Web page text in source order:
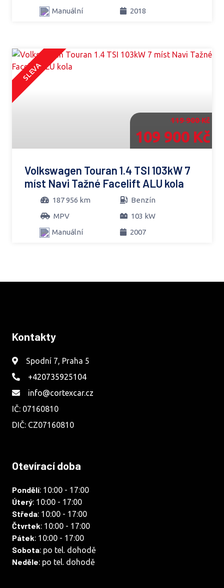
Manuální
2018
SLEVA
119 900 Kč
109 900 Kč
Volkswagen Touran 1.4 TSI 103kW 7
míst Navi Tažné Facelift ALU kola
187 956 km
Benzín
MPV
103 kW
Manuální
2007
Kontakty
Spodní 7, Praha 5
+420735925104
info@cortexcar.cz
IČ: 07160810
DIČ: CZ07160810
Otevírací doba
Pondělí: 10:00 - 17:00
Úterý: 10:00 - 17:00
Středa: 10:00 - 17:00
Čtvrtek: 10:00 - 17:00
Pátek: 10:00 - 17:00
Sobota: po tel. dohodě
Neděle: po tel. dohodě